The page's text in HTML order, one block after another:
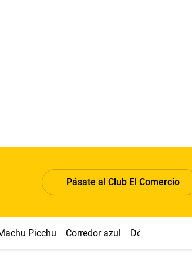
Pásate al Club El Comercio
Picchu Corredor azul Dólar